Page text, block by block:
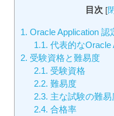
目次 [
1. Oracle Application 認
1.1. 代表的なOracle
2. 受験資格と難易度
2.1. 受験資格
2.2. 難易度
2.3. 主な試験の難易
2.4. 合格率